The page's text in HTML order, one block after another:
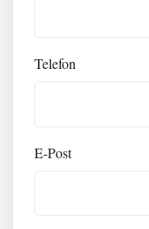
Telefon
E-Post